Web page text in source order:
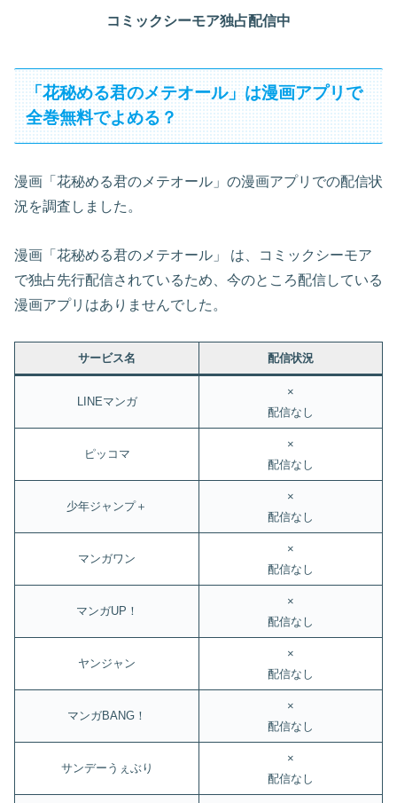
コミックシーモア独占配信中
「花秘める君のメテオール」は漫画アプリで
全巻無料でよめる？
漫画「花秘める君のメテオール」の漫画アプリでの配信状
況を調査しました。
漫画「花秘める君のメテオール」 は、コミックシーモア
で独占先行配信されているため、今のところ配信している
漫画アプリはありませんでした。
サービス名 配信状況
LINEマンガ
×
配信なし
ピッコマ
×
配信なし
少年ジャンプ＋
×
配信なし
マンガワン
×
配信なし
マンガUP！
×
配信なし
ヤンジャン
×
配信なし
マンガBANG！
×
配信なし
サンデーうぇぶり
×
配信なし